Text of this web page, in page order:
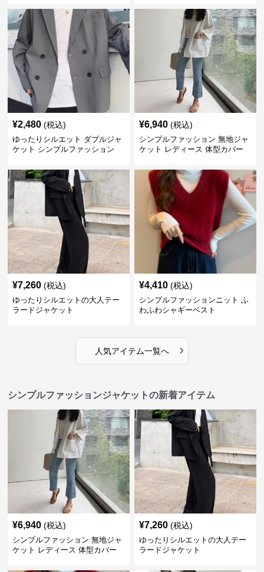
¥2,480 (税込)
ゆったりシルエット ダブルジャ
ケット シンプルファッション
¥6,940 (税込)
シンプルファッション 無地ジャ
ケット レディース 体型カバー
¥7,260 (税込)
ゆったりシルエットの大人テー
ラードジャケット
¥4,410 (税込)
シンプルファッションニット ふ
わふわシャギーベスト
人気アイテム一覧へ ›
シンプルファッションジャケットの新着アイテム
¥6,940 (税込)
シンプルファッション 無地ジャ
ケット レディース 体型カバー
¥7,260 (税込)
ゆったりシルエットの大人テー
ラードジャケット